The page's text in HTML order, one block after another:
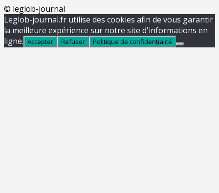
© leglob-journal
Leglob-journal.fr utilise des cookies afin de vous garantir
la meilleure expérience sur notre site d'informations en
ligne. Accepter Refuser Politique de confidentialité